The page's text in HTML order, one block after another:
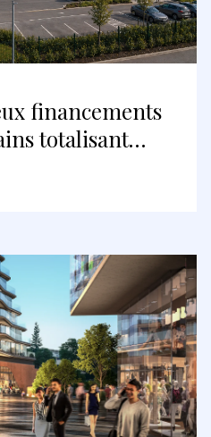
financements
totalisant
d’euros avec